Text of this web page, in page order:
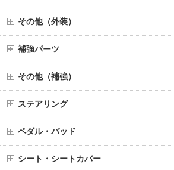
その他（外装）
補強パーツ
その他（補強）
ステアリング
ペダル・パッド
シート・シートカバー